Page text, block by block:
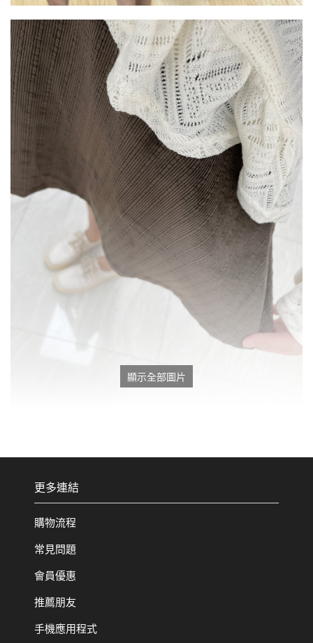
顯示全部圖片
更多連結
購物流程
常見問題
會員優惠
推薦朋友
手機應用程式